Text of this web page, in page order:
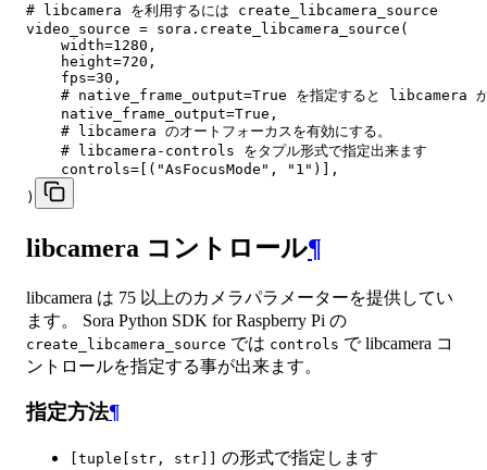
# libcamera を利用するには create_libcamera_source
video_source = sora.create_libcamera_source(
    width=1280,
    height=720,
    fps=30,
# native_frame_output=True を指定すると libcamera か
    native_frame_output=True,
    # libcamera のオートフォーカスを有効にする。
    # libcamera-controls をタプル形式で指定出来ます
    controls=[("AsFocusMode", "1")],
)
libcamera コントロール¶
libcamera は 75 以上のカメラパラメーターを提供してい
ます。 Sora Python SDK for Raspberry Pi の
create_libcamera_source では controls で libcamera コ
ントロールを指定する事が出来ます。
指定方法¶
[tuple[str, str]] の形式で指定します